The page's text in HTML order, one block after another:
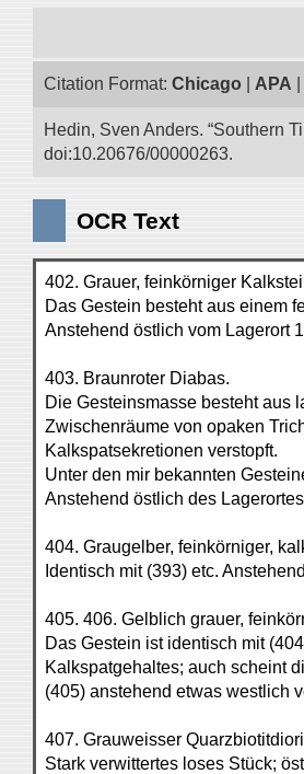
Citation Format: Chicago APA
Hedin, Sven Anders. “Southern
doi:10.20676/00000263.
OCR Text
402. Grauer, feinkörniger
Das Gestein besteht aus einem
Anstehend östlich vom Lagerort
403. Braunroter Diabas.
Die Gesteinsmasse besteht aus
Zwischenräume von opaken
Kalkspatsekretionen verstopft.
Unter den mir bekannten
Anstehend östlich des
404. Graugelber, feinkörniger,
Identisch mit (393) etc.
405. 406. Gelblich grauer,
Das Gestein ist identisch mit
Kalkspatgehaltes; auch scheint
(405) anstehend etwas westlich
407. Grauweisser
Stark verwittertes loses Stück;